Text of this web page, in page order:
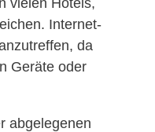
vielen Hotels,
Internet-
da
Geräte oder
abgelegenen